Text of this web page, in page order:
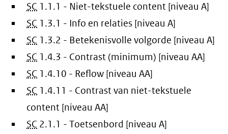
SC 1.1.1 - Niet-tekstuele content [niveau A]
SC 1.3.1 - Info en relaties [niveau A]
SC 1.3.2 - Betekenisvolle volgorde [niveau A]
SC 1.4.3 - Contrast (minimum) [niveau AA]
SC 1.4.10 - Reflow [niveau AA]
SC 1.4.11 - Contrast van niet-tekstuele
content [niveau AA]
SC 2.1.1 - Toetsenbord [niveau A]